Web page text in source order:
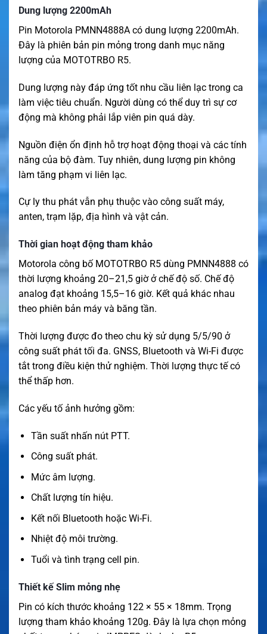
Dung lượng 2200mAh
Pin Motorola PMNN4888A có dung lượng 2200mAh.
Đây là phiên bản pin mỏng trong danh mục năng
lượng của MOTOTRBO R5.
Dung lượng này đáp ứng tốt nhu cầu liên lạc trong ca
làm việc tiêu chuẩn. Người dùng có thể duy trì sự cơ
động mà không phải lắp viên pin quá dày.
Nguồn điện ổn định hỗ trợ hoạt động thoại và các tính
năng của bộ đàm. Tuy nhiên, dung lượng pin không
làm tăng phạm vi liên lạc.
Cự ly thu phát vẫn phụ thuộc vào công suất máy,
anten, trạm lặp, địa hình và vật cản.
Thời gian hoạt động tham khảo
Motorola công bố MOTOTRBO R5 dùng PMNN4888 có
thời lượng khoảng 20–21,5 giờ ở chế độ số. Chế độ
analog đạt khoảng 15,5–16 giờ. Kết quả khác nhau
theo phiên bản máy và băng tần.
Thời lượng được đo theo chu kỳ sử dụng 5/5/90 ở
công suất phát tối đa. GNSS, Bluetooth và Wi-Fi được
tắt trong điều kiện thử nghiệm. Thời lượng thực tế có
thể thấp hơn.
Các yếu tố ảnh hưởng gồm:
Tần suất nhấn nút PTT.
Công suất phát.
Mức âm lượng.
Chất lượng tín hiệu.
Kết nối Bluetooth hoặc Wi-Fi.
Nhiệt độ môi trường.
Tuổi và tình trạng cell pin.
Thiết kế Slim mỏng nhẹ
Pin có kích thước khoảng 122 × 55 × 18mm. Trọng
lượng tham khảo khoảng 120g. Đây là lựa chọn mỏng